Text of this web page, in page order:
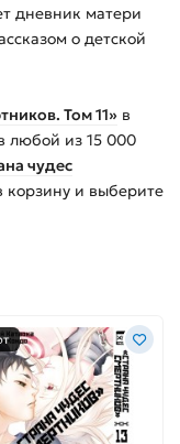
дневник матери
о детской
Том 11» в
любой из 15 000
чудес
корзину и выберите